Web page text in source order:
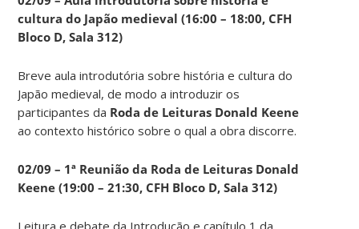
cultura do Japão medieval (16:00 – 18:00, CFH
Bloco D, Sala 312)
Breve aula introdutória sobre história e cultura do
Japão medieval, de modo a introduzir os
participantes da Roda de Leituras Donald Keene
ao contexto histórico sobre o qual a obra discorre.
02/09 – 1ª Reunião da Roda de Leituras Donald
Keene (19:00 – 21:30, CFH Bloco D, Sala 312)
Leitura e debate da Introdução e capítulo 1 da